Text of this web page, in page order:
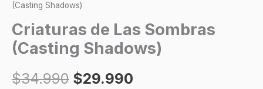
(Casting Shadows)
Criaturas de Las Sombras
(Casting Shadows)
$34.990 $29.990